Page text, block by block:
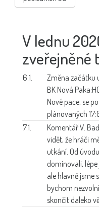
V lednu
zveřejněné
6.1. Změna začátku
BK Nová
Nové pace, se
plánovaných
7.1.
Komentář V.
vidět, že hráči
utkání. Od
dominovali,
ale hlavně jsme
bychom
skončit daleko